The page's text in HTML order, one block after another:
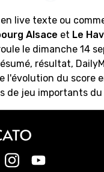
live texte ou
Alsace et Le
le dimanche 14
résultat,
l'évolution du score
de jeu importants